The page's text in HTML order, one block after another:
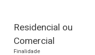
Residencial ou
Comercial
Finalidade